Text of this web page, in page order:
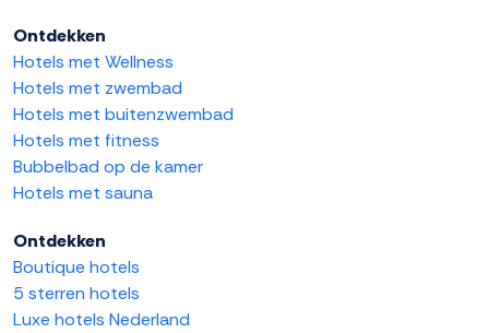
Ontdekken
Hotels met Wellness
Hotels met zwembad
Hotels met buitenzwembad
Hotels met fitness
Bubbelbad op de kamer
Hotels met sauna
Ontdekken
Boutique hotels
5 sterren hotels
Luxe hotels Nederland